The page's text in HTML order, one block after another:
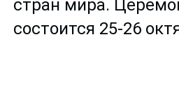
стран мира.
состоится 25-26